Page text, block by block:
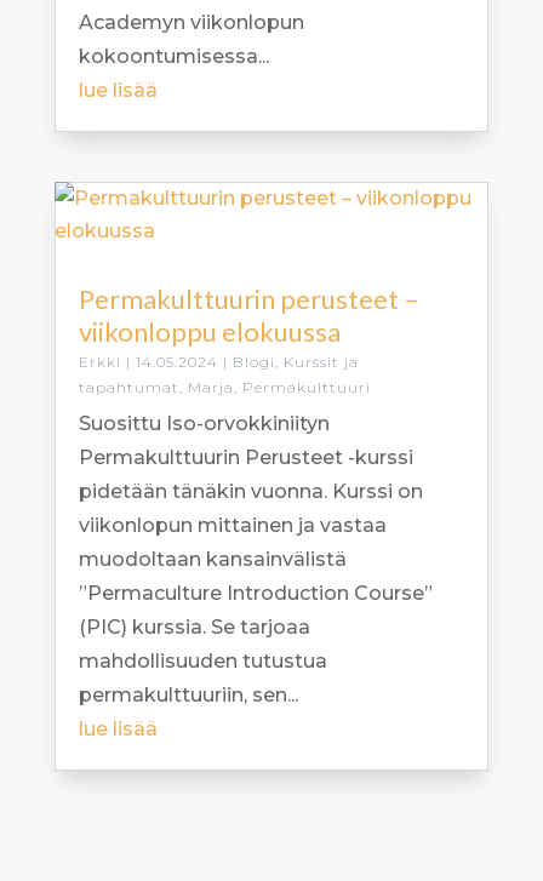
Academyn viikonlopun
kokoontumisessa...
lue lisää
Permakulttuurin perusteet –
viikonloppu elokuussa
Erkki | 14.05.2024 | Blogi
Kurssit ja
tapahtumat
Marja Permakulttuuri
Suosittu Iso-orvokkiniityn
Permakulttuurin Perusteet -kurssi
pidetään tänäkin vuonna. Kurssi on
viikonlopun mittainen ja vastaa
muodoltaan kansainvälistä
”Permaculture Introduction Course”
(PIC) kurssia. Se tarjoaa
mahdollisuuden tutustua
permakulttuuriin, sen...
lue lisää